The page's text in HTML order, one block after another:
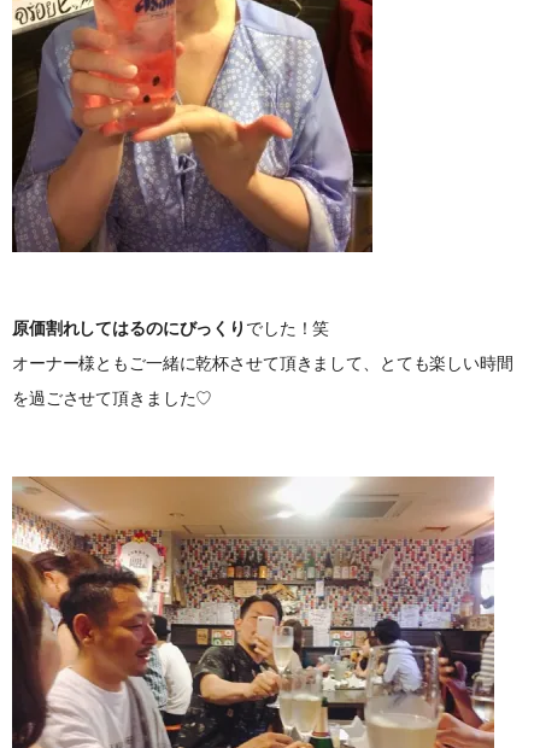
原価割れしてはるのにびっくり でした！笑
オーナー様ともご一緒に乾杯させて頂きまして、とても楽しい時間
を過ごさせて頂きました♡